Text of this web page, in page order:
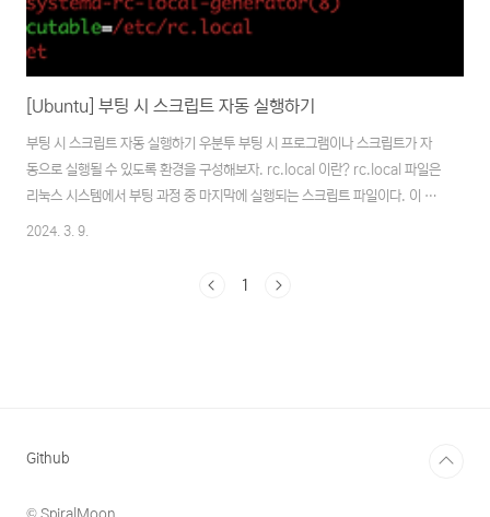
[Ubuntu] 부팅 시 스크립트 자동 실행하기
부팅 시 스크립트 자동 실행하기 우분투 부팅 시 프로그램이나 스크립트가 자
동으로 실행될 수 있도록 환경을 구성해보자. rc.local 이란? rc.local 파일은
리눅스 시스템에서 부팅 과정 중 마지막에 실행되는 스크립트 파일이다. 이 파
일은 부팅 시에 자동으로 실행되는 사용자 정의 명령이나 스크립트를 포함시킬
파일을 연다. [설치] WantedBy=multi-user.target #!/bin/bash // 부
2024. 3. 9.
1
Github